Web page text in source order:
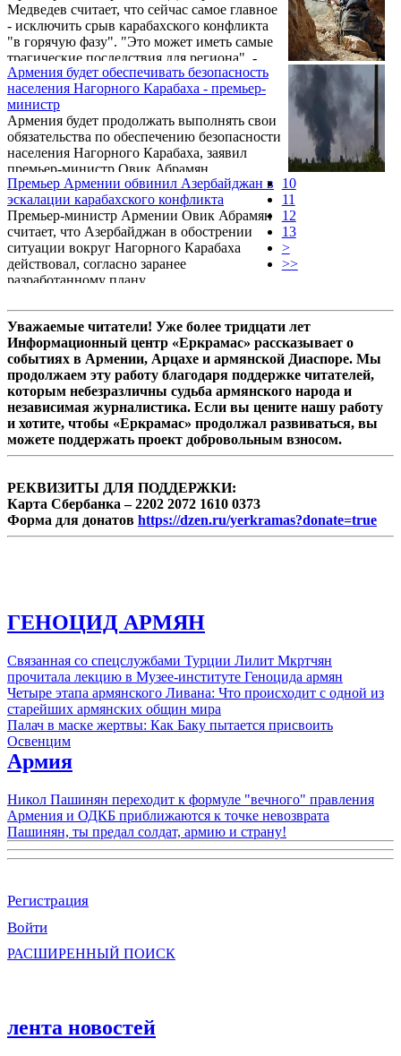
Медведев считает, что сейчас самое главное
- исключить срыв карабахского конфликта
"в горячую фазу". "Это может иметь самые
трагические последствия для региона", -
сказал Медведев в четверг в Ереване на
совместной пресс-конференции со своим
армянским коллегой Овиком Абрамяном.
Армения будет обеспечивать безопасность
населения Нагорного Карабаха - премьер-
министр
Армения будет продолжать выполнять свои
обязательства по обеспечению безопасности
населения Нагорного Карабаха, заявил
премьер-министр Овик Абрамян.
Премьер Армении обвинил Азербайджан в
эскалации карабахского конфликта
Премьер-министр Армении Овик Абрамян
считает, что Азербайджан в обострении
ситуации вокруг Нагорного Карабаха
действовал, согласно заранее
разработанному плану.
10
11
12
13
>
>>
Уважаемые читатели! Уже более тридцати лет
Информационный центр «Еркрамас» рассказывает о
событиях в Армении, Арцахе и армянской Диаспоре. Мы
продолжаем эту работу благодаря поддержке читателей,
которым небезразличны судьба армянского народа и
независимая журналистика. Если вы цените нашу работу
и хотите, чтобы «Еркрамас» продолжал развиваться, вы
можете поддержать проект добровольным взносом.
РЕКВИЗИТЫ ДЛЯ ПОДДЕРЖКИ:
Карта Сбербанка – 2202 2072 1610 0373
Форма для донатов https://dzen.ru/yerkramas?donate=true
ГЕНОЦИД АРМЯН
Связанная со спецслужбами Турции Лилит Мкртчян
прочитала лекцию в Музее-институте Геноцида армян
Четыре этапа армянского Ливана: Что происходит с одной из
старейших армянских общин мира
Палач в маске жертвы: Как Баку пытается присвоить
Освенцим
Армия
Никол Пашинян переходит к формуле "вечного" правления
Армения и ОДКБ приближаются к точке невозврата
Пашинян, ты предал солдат, армию и страну!
Регистрация
Войти
РАСШИРЕННЫЙ ПОИСК
лента новостей